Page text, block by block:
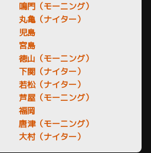
鳴門（モーニング）
丸亀（ナイター）
児島
宮島
徳山（モーニング）
下関（ナイター）
若松（ナイター）
芦屋（モーニング）
福岡
唐津（モーニング）
大村（ナイター）